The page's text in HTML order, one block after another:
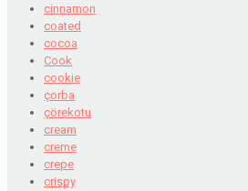
cinnamon
coated
cocoa
Cook
cookie
çorba
çörekotu
cream
creme
crepe
crispy